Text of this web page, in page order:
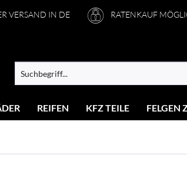
VERSAND IN DE RATENKAUF
REIFEN KFZ TEILE FELGEN